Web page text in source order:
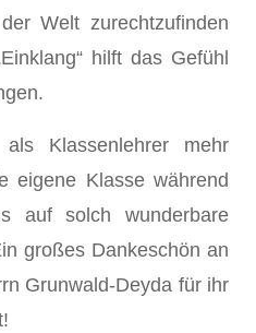
Welt zurechtzufinden
hilft das Gefühl
Klassenlehrer mehr
eigene Klasse während
auf solch wunderbare
großes Dankeschön an
Grunwald-Deyda für ihr